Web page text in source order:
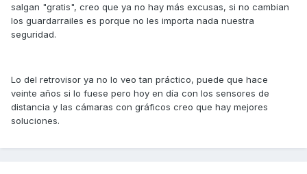
salgan "gratis", creo que ya no hay más excusas, si no cambian
los guardarrailes es porque no les importa nada nuestra
seguridad.
Lo del retrovisor ya no lo veo tan práctico, puede que hace
veinte años si lo fuese pero hoy en día con los sensores de
distancia y las cámaras con gráficos creo que hay mejores
soluciones.